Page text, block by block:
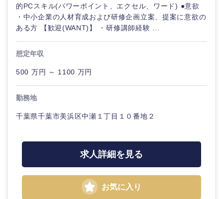
的PCスキル(パワーポイント、エクセル、ワード) ●意欲
・中小企業の人材育成および研修企画立案、提案に意欲の
ある方 【歓迎(WANT)】 ・研修講師経験 ...
想定年収
500 万円 ～ 1100 万円
勤務地
千葉県千葉市美浜区中瀬１丁目１０番地２
求人詳細を見る
お気に入り